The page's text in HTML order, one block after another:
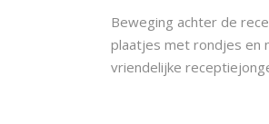
Beweging achter de
plaatjes met rondjes en
vriendelijke